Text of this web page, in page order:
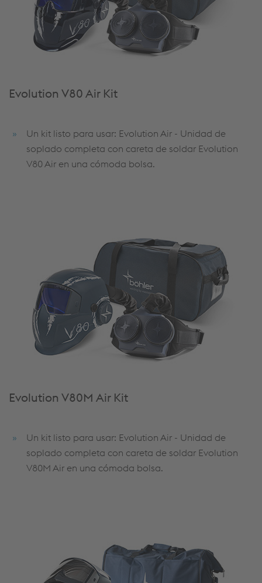
Evolution V80 Air Kit
Un kit listo para usar: Evolution Air - Unidad de
soplado completa con careta de soldar Evolution
V80 Air en una cómoda bolsa.
Evolution V80M Air Kit
Un kit listo para usar: Evolution Air - Unidad de
soplado completa con careta de soldar Evolution
V80M Air en una cómoda bolsa.